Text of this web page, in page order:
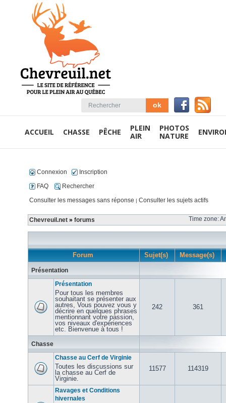
ACCUEIL CHASSE PÊCHE
PLEIN
AIR
PHOTOS
NATURE
Connexion
Inscription
FAQ
Rechercher
Consulter les messages sans réponse | Consulter les sujets actifs
Chevreuil.net » forums Time zone:
Forum Sujet(s) Message(s)
Présentation
Présentation
Pour tous les membres
souhaitant se présenter aux
autres, Vous pouvez vous y
décrire en quelques phrases
mentionnant votre passion,
vos niveaux d'expériences
etc. Bienvenue à tous !
242 361
Chasse
Chasse au Cerf de Virginie
Toutes les discussions sur
la chasse au Cerf de
Virginie.
11577 114319
Ravages et Conditions
hivernales